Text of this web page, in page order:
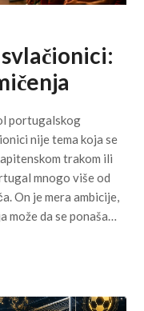
portugalskog
nije tema koja se
trakom ili
mnogo više od
On je mera ambicije,
može da se ponaša…